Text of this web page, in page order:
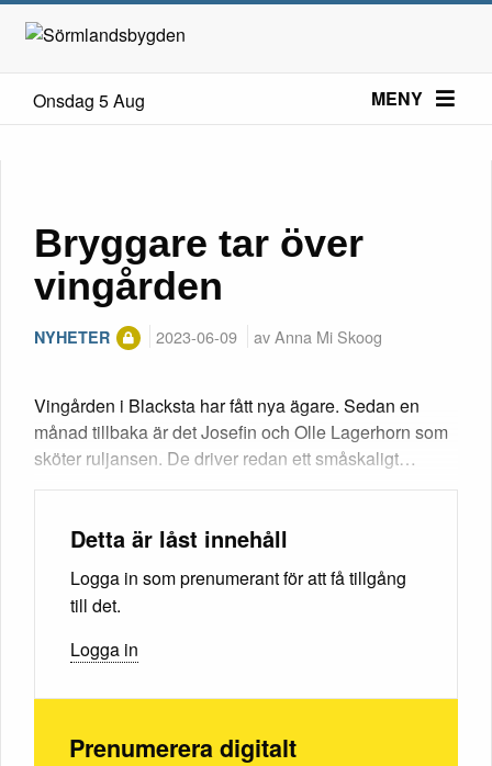
Onsdag 5 Aug MENY
Bryggare tar över
vingården
NYHETER 2023-06-09 av Anna Mi Skoog
Vingården i Blacksta har fått nya ägare. Sedan en
månad tillbaka är det Josefin och Olle Lagerhorn som
sköter ruljansen. De driver redan ett småskaligt…
Detta är låst innehåll
Logga in som prenumerant för att få tillgång
till det.
Logga in
Prenumerera digitalt